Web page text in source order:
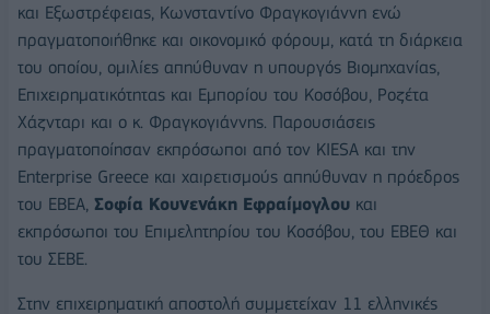
και Εξωστρέφειας, Κωνσταντίνο Φραγκογιάννη ενώ
πραγματοποιήθηκε και οικονομικό φόρουμ, κατά τη διάρκεια
του οποίου, ομιλίες απηύθυναν η υπουργός Βιομηχανίας,
Επιχειρηματικότητας και Εμπορίου του Κοσόβου, Ροζέτα
Χάζνταρι και ο κ. Φραγκογιάννης. Παρουσιάσεις
πραγματοποίησαν εκπρόσωποι από τον KIESA και την
Enterprise Greece και χαιρετισμούς απηύθυναν η πρόεδρος
του ΕΒΕΑ, Σοφία Κουνενάκη Εφραίμογλου και
εκπρόσωποι του Επιμελητηρίου του Κοσόβου, του ΕΒΕΘ και
του ΣΕΒΕ.
Στην επιχειρηματική αποστολή συμμετείχαν 11 ελληνικές